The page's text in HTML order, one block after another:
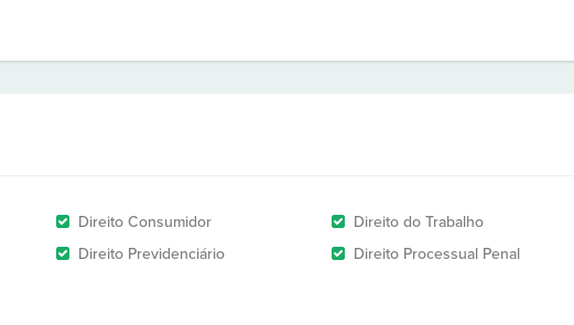
Direito Consumidor
Direito do Trabalho
Direito Previdenciário
Direito Processual Penal